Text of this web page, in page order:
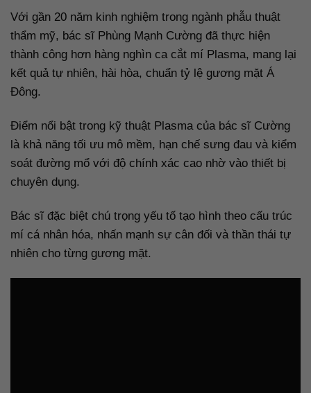
Với gần 20 năm kinh nghiệm trong ngành phẫu thuật
thẩm mỹ, bác sĩ Phùng Mạnh Cường đã thực hiện
thành công hơn hàng nghìn ca cắt mí Plasma, mang lại
kết quả tự nhiên, hài hòa, chuẩn tỷ lệ gương mặt Á
Đông.
Điểm nổi bật trong kỹ thuật Plasma của bác sĩ Cường
là khả năng tối ưu mô mềm, hạn chế sưng đau và kiểm
soát đường mổ với độ chính xác cao nhờ vào thiết bị
chuyên dụng.
Bác sĩ đặc biệt chú trọng yếu tố tạo hình theo cấu trúc
mí cá nhân hóa, nhấn mạnh sự cân đối và thần thái tự
nhiên cho từng gương mặt.